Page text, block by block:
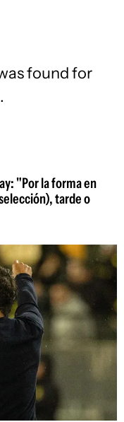
found for
"Por la forma en
tarde o